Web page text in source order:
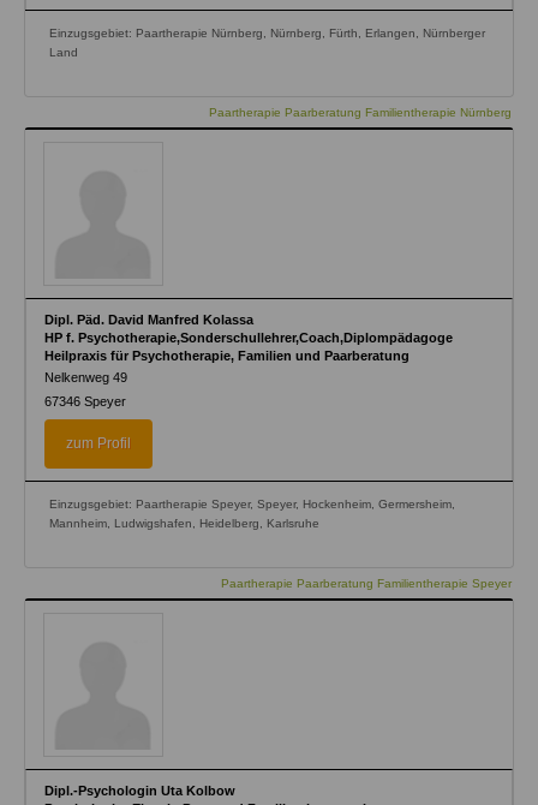
Einzugsgebiet: Paartherapie Nürnberg, Nürnberg, Fürth, Erlangen, Nürnberger
Land
Paartherapie Paarberatung Familientherapie Nürnberg
Dipl. Päd. David Manfred Kolassa
HP f. Psychotherapie,Sonderschullehrer,Coach,Diplompädagoge
Heilpraxis für Psychotherapie, Familien und Paarberatung
Nelkenweg 49
67346 Speyer
zum Profil
Einzugsgebiet: Paartherapie Speyer, Speyer, Hockenheim, Germersheim,
Mannheim, Ludwigshafen, Heidelberg, Karlsruhe
Paartherapie Paarberatung Familientherapie Speyer
Dipl.-Psychologin Uta Kolbow